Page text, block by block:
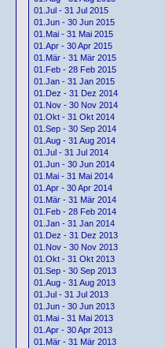
01.Jul - 31 Jul 2015
01.Jun - 30 Jun 2015
01.Mai - 31 Mai 2015
01.Apr - 30 Apr 2015
01.Mär - 31 Mär 2015
01.Feb - 28 Feb 2015
01.Jan - 31 Jan 2015
01.Dez - 31 Dez 2014
01.Nov - 30 Nov 2014
01.Okt - 31 Okt 2014
01.Sep - 30 Sep 2014
01.Aug - 31 Aug 2014
01.Jul - 31 Jul 2014
01.Jun - 30 Jun 2014
01.Mai - 31 Mai 2014
01.Apr - 30 Apr 2014
01.Mär - 31 Mär 2014
01.Feb - 28 Feb 2014
01.Jan - 31 Jan 2014
01.Dez - 31 Dez 2013
01.Nov - 30 Nov 2013
01.Okt - 31 Okt 2013
01.Sep - 30 Sep 2013
01.Aug - 31 Aug 2013
01.Jul - 31 Jul 2013
01.Jun - 30 Jun 2013
01.Mai - 31 Mai 2013
01.Apr - 30 Apr 2013
01.Mär - 31 Mär 2013